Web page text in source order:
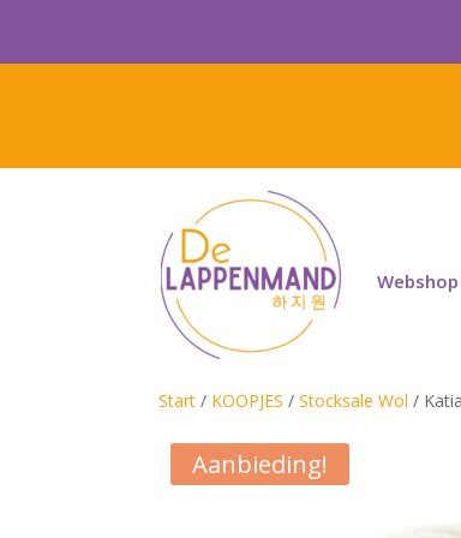
Webshop
Start / KOOPJES / Stocksale Wol /
Aanbieding!